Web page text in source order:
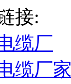
接:
缆厂
缆厂家